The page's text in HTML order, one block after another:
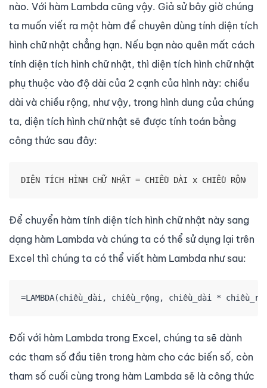
nào. Với hàm Lambda cũng vậy. Giả sử bây giờ chúng
ta muốn viết ra một hàm để chuyên dùng tính diện tích
hình chữ nhật chẳng hạn. Nếu bạn nào quên mất cách
tính diện tích hình chữ nhật, thì diện tích hình chữ nhật
phụ thuộc vào độ dài của 2 cạnh của hình này: chiều
dài và chiều rộng, như vậy, trong hình dung của chúng
ta, diện tích hình chữ nhật sẽ được tính toán bằng
công thức sau đây:
DIỆN TÍCH HÌNH CHỮ NHẬT = CHIỀU DÀI x CHIỀU RỘNG
Để chuyển hàm tính diện tích hình chữ nhật này sang
dạng hàm Lambda và chúng ta có thể sử dụng lại trên
Excel thì chúng ta có thể viết hàm Lambda như sau:
=LAMBDA(chiều_dài, chiều_rộng, chiều_dài *
Đối với hàm Lambda trong Excel, chúng ta sẽ dành
các tham số đầu tiên trong hàm cho các biến số, còn
tham số cuối cùng trong hàm Lambda sẽ là công thức